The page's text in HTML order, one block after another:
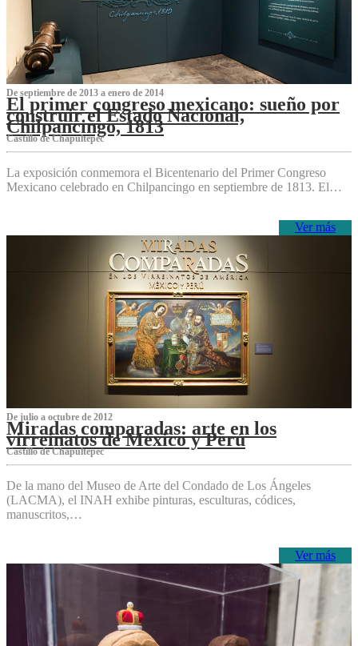
De septiembre de 2013 a enero de 2014
El primer congreso mexicano: sueño por
construir el Estado Nacional,
Chilpancingo, 1813
Castillo de Chapultepec
La exposición conmemora el Bicentenario del Primer Congreso
Mexicano celebrado en Chilpancingo en septiembre de 1813. El…
Ver más
De julio a octubre de 2012
Miradas comparadas: arte en los
virreinatos de México y Perú
Castillo de Chapultepec
De la mano del Museo de Arte del Condado de Los Ángeles
(LACMA), el INAH exhibe pinturas, esculturas, códices,
manuscritos,…
Ver más